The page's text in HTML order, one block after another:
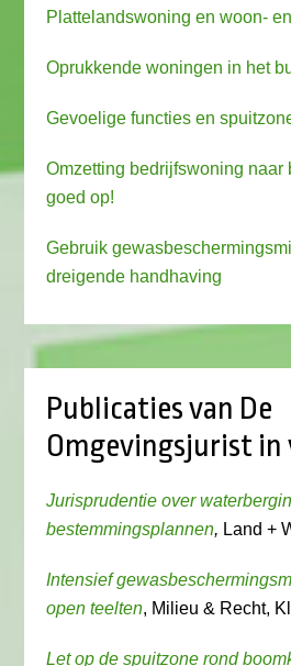
Plattelandswoning en woon-
Oprukkende woningen in het
Gevoelige functies en
Omzetting bedrijfswoning naar
goed op!
Gebruik
dreigende handhaving
Publicaties van De
Omgevingsjurist in
Jurisprudentie over
bestemmingsplannen, Land +
Intensief
open teelten, Milieu & Recht,
Let op de spuitzone rond